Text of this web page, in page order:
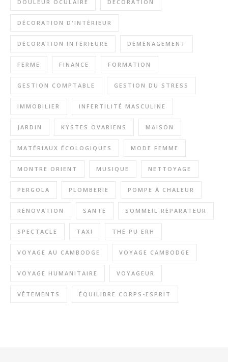
DOULEUR OCULAIRE DÉCORATION
DÉCORATION D'INTÉRIEUR
DÉCORATION INTÉRIEURE DÉMÉNAGEMENT
FERME FINANCE FORMATION
GESTION COMPTABLE GESTION DU STRESS
IMMOBILIER INFERTILITÉ MASCULINE
JARDIN KYSTES OVARIENS MAISON
MATÉRIAUX ÉCOLOGIQUES MODE FEMME
MONTRE ORIENT MUSIQUE NETTOYAGE
PERGOLA PLOMBERIE POMPE À CHALEUR
RÉNOVATION SANTÉ SOMMEIL RÉPARATEUR
SPECTACLE TAXI THÉ PU ERH
VOYAGE AU CAMBODGE VOYAGE CAMBODGE
VOYAGE HUMANITAIRE VOYAGEUR
VÊTEMENTS ÉQUILIBRE CORPS-ESPRIT